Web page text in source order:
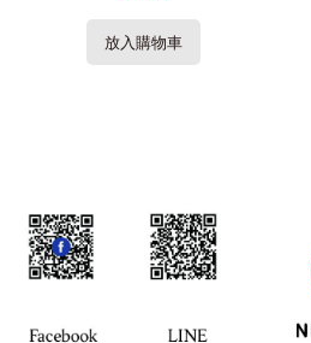
放入購物車